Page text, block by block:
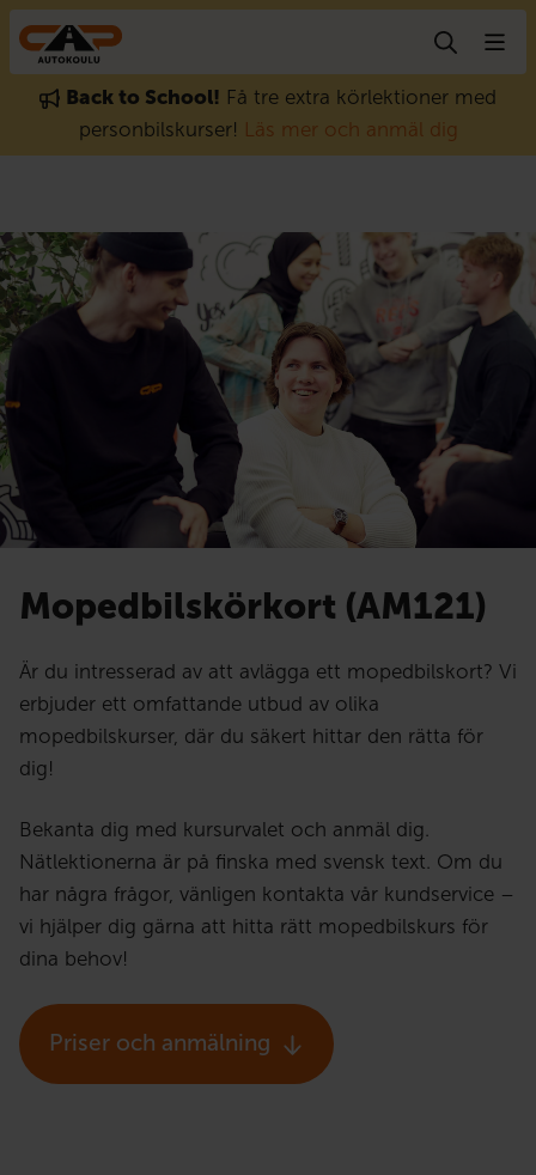
Gå till innehåll
Back to School! Få tre extra körlektioner med
personbilskurser! Läs mer och anmäl dig
Mopedbilskörkort (AM121)
Är du intresserad av att avlägga ett mopedbilskort? Vi
erbjuder ett omfattande utbud av olika
mopedbilskurser, där du säkert hittar den rätta för
dig!
Bekanta dig med kursurvalet och anmäl dig.
Nätlektionerna är på finska med svensk text. Om du
har några frågor, vänligen kontakta vår kundservice –
vi hjälper dig gärna att hitta rätt mopedbilskurs för
dina behov!
Priser och anmälning